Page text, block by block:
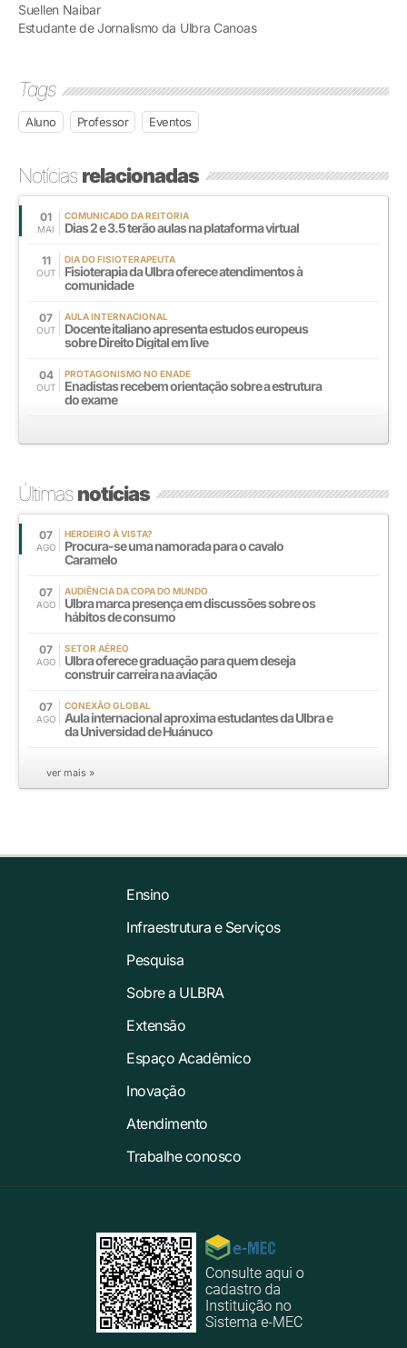
Suellen Naibar
Estudante de Jornalismo da Ulbra Canoas
Tags
Aluno Professor Eventos
Notíciasrelacionadas
01
MAI
COMUNICADO DA REITORIA
Dias 2 e 3.5 terão aulas na plataforma virtual
11
OUT
DIA DO FISIOTERAPEUTA
Fisioterapia da Ulbra oferece atendimentos à
comunidade
07
OUT
AULA INTERNACIONAL
Docente italiano apresenta estudos europeus
sobre Direito Digital em live
04
OUT
PROTAGONISMO NO ENADE
Enadistas recebem orientação sobre a estrutura
do exame
Últimasnotícias
07
AGO
HERDEIRO À VISTA?
Procura-se uma namorada para o cavalo
Caramelo
07
AGO
AUDIÊNCIA DA COPA DO MUNDO
Ulbra marca presença em discussões sobre os
hábitos de consumo
07
AGO
SETOR AÉREO
Ulbra oferece graduação para quem deseja
construir carreira na aviação
07
AGO
CONEXÃO GLOBAL
Aula internacional aproxima estudantes da Ulbra e
da Universidad de Huánuco
ver mais »
Ensino
Infraestrutura e Serviços
Pesquisa
Sobre a ULBRA
Extensão
Espaço Acadêmico
Inovação
Atendimento
Trabalhe conosco